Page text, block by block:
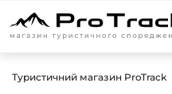
Туристичний магазин ProTrack